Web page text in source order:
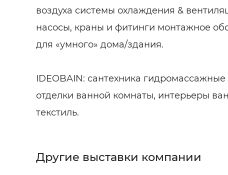
воздуха системы охлаждения &
насосы, краны и фитинги монтажное
для «умного» дома/здания.
IDEOBAIN: сантехника
отделки ванной комнаты, интерьеры
текстиль.
Другие выставки компании